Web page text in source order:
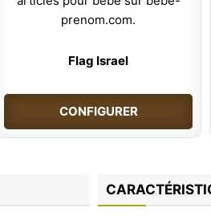
Flag Israel
CONFIGURER